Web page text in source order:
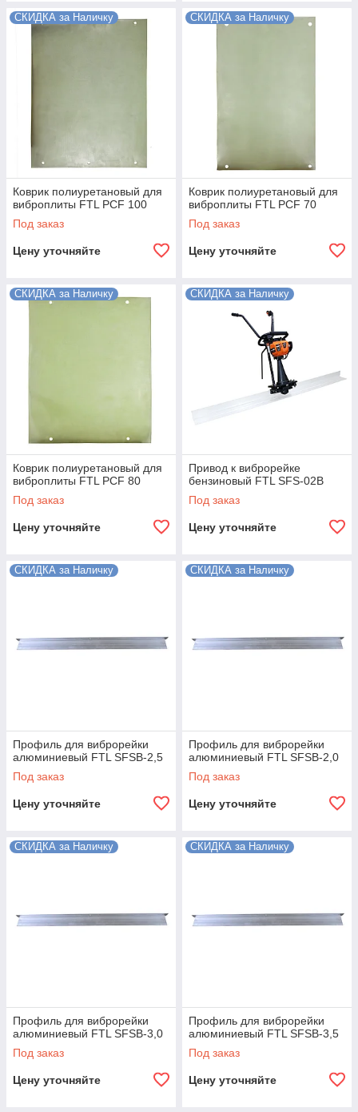
СКИДКА за Наличку
Коврик полиуретановый для
виброплиты FTL PCF 100
Под заказ
Цену уточняйте
СКИДКА за Наличку
Коврик полиуретановый для
виброплиты FTL PCF 70
Под заказ
Цену уточняйте
СКИДКА за Наличку
Коврик полиуретановый для
виброплиты FTL PCF 80
Под заказ
Цену уточняйте
СКИДКА за Наличку
Привод к виброрейке
бензиновый FTL SFS-02B
Под заказ
Цену уточняйте
СКИДКА за Наличку
Профиль для виброрейки
алюминиевый FTL SFSB-2,5
Под заказ
Цену уточняйте
СКИДКА за Наличку
Профиль для виброрейки
алюминиевый FTL SFSB-2,0
Под заказ
Цену уточняйте
СКИДКА за Наличку
Профиль для виброрейки
алюминиевый FTL SFSB-3,0
Под заказ
Цену уточняйте
СКИДКА за Наличку
Профиль для виброрейки
алюминиевый FTL SFSB-3,5
Под заказ
Цену уточняйте